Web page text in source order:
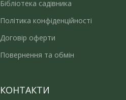
Бібліотека садівника
Політика конфіденційності
Договір оферти
Повернення та обмін
КОНТАКТИ